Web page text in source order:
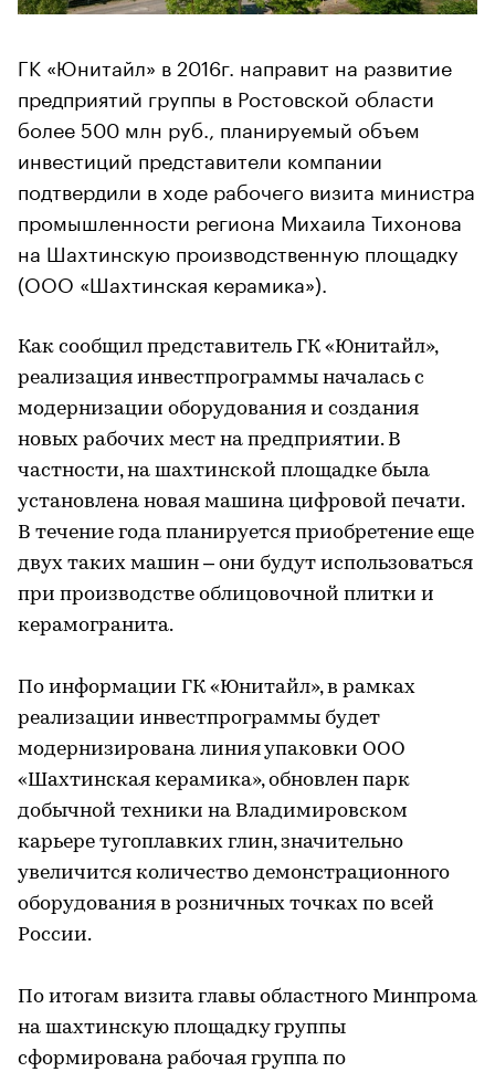
ГК «Юнитайл» в 2016г. направит на развитие
предприятий группы в Ростовской области
более 500 млн руб., планируемый объем
инвестиций представители компании
подтвердили в ходе рабочего визита министра
промышленности региона Михаила Тихонова
на Шахтинскую производственную площадку
(ООО «Шахтинская керамика»).
Как сообщил представитель ГК «Юнитайл»,
реализация инвестпрограммы началась с
модернизации оборудования и создания
новых рабочих мест на предприятии. В
частности, на шахтинской площадке была
установлена новая машина цифровой печати.
В течение года планируется приобретение еще
двух таких машин – они будут использоваться
при производстве облицовочной плитки и
керамогранита.
По информации ГК «Юнитайл», в рамках
реализации инвестпрограммы будет
модернизирована линия упаковки ООО
«Шахтинская керамика», обновлен парк
добычной техники на Владимировском
карьере тугоплавких глин, значительно
увеличится количество демонстрационного
оборудования в розничных точках по всей
России.
По итогам визита главы областного Минпрома
на шахтинскую площадку группы
сформирована рабочая группа по